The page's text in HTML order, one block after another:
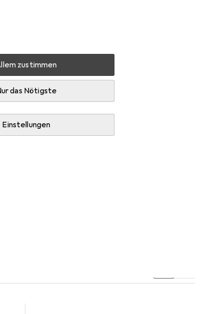
zustimmen
das Nötigste
Einstellungen
Zubehör
und Schuhlöffel.